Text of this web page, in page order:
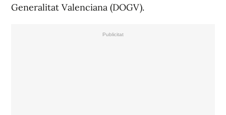
Generalitat Valenciana (DOGV).